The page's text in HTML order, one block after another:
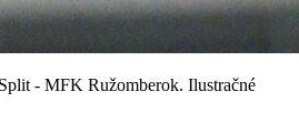
- MFK Ružomberok. Ilustračné